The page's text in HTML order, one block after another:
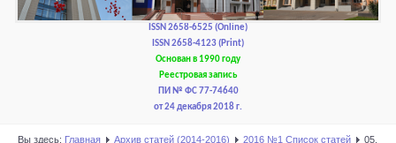
РЕДАКЦИОННАЯ ПОЛИТИКА И ЭТИКА
ISSN 2658-6525 (Online)
ISSN 2658-4123 (Print)
Основан в 1990 году
Реестровая запись
ПИ № ФС 77-74640
от 24 декабря 2018 г.
Вы здесь: Главная Архив статей (2014-2016) 2016 №1 Список статей
05.